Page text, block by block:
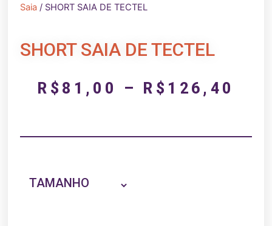
Saia / SHORT SAIA DE TECTEL
SHORT SAIA DE TECTEL
R$ 81,00 – R$ 126,40
TAMANHO